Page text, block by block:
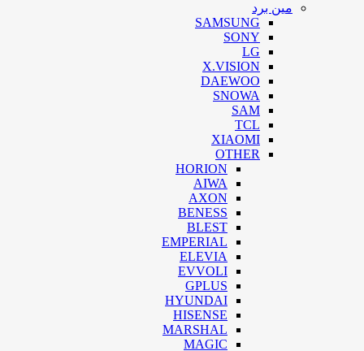
مین برد
SAMSUNG
SONY
LG
X.VISION
DAEWOO
SNOWA
SAM
TCL
XIAOMI
OTHER
HORION
AIWA
AXON
BENESS
BLEST
EMPERIAL
ELEVIA
EVVOLI
GPLUS
HYUNDAI
HISENSE
MARSHAL
MAGIC